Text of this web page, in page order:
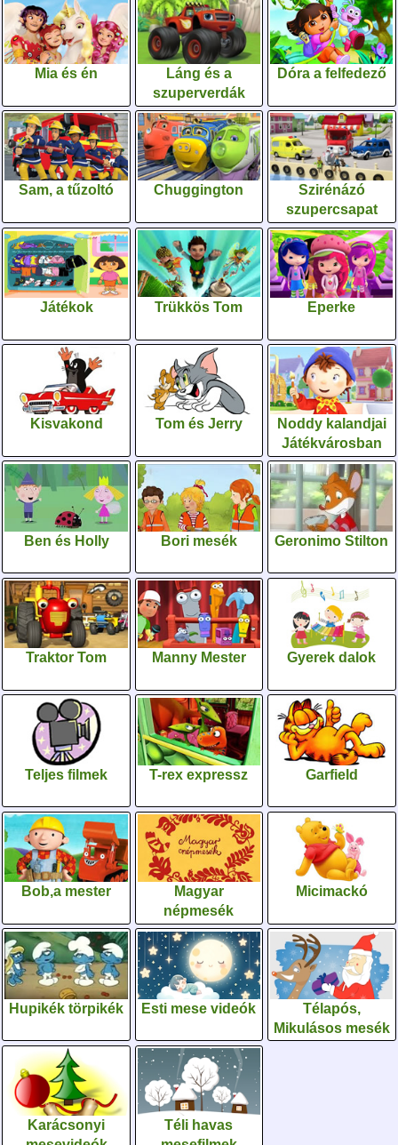
Mia és én
Láng és a
szuperverdák
Dóra a felfedező
Sam, a tűzoltó Chuggington
Szirénázó
szupercsapat
Játékok Trükkös Tom Eperke
Kisvakond Tom és Jerry
Noddy kalandjai
Játékvárosban
Ben és Holly Bori mesék Geronimo Stilton
Traktor Tom Manny Mester Gyerek dalok
Teljes filmek T-rex expressz Garfield
Bob,a mester
Magyar
népmesék
Micimackó
Hupikék törpikék Esti mese videók
Télapós,
Mikulásos mesék
Karácsonyi
Téli havas